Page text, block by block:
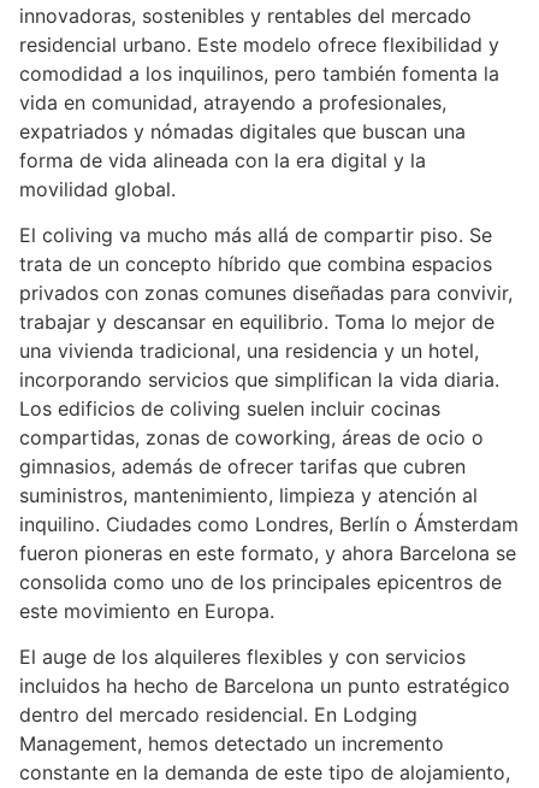
innovadoras, sostenibles y rentables del mercado
residencial urbano. Este modelo ofrece flexibilidad y
comodidad a los inquilinos, pero también fomenta la
vida en comunidad, atrayendo a profesionales,
expatriados y nómadas digitales que buscan una
forma de vida alineada con la era digital y la
movilidad global.
El coliving va mucho más allá de compartir piso. Se
trata de un concepto híbrido que combina espacios
privados con zonas comunes diseñadas para convivir,
trabajar y descansar en equilibrio. Toma lo mejor de
una vivienda tradicional, una residencia y un hotel,
incorporando servicios que simplifican la vida diaria.
Los edificios de coliving suelen incluir cocinas
compartidas, zonas de coworking, áreas de ocio o
gimnasios, además de ofrecer tarifas que cubren
suministros, mantenimiento, limpieza y atención al
inquilino. Ciudades como Londres, Berlín o Ámsterdam
fueron pioneras en este formato, y ahora Barcelona se
consolida como uno de los principales epicentros de
este movimiento en Europa.
El auge de los alquileres flexibles y con servicios
incluidos ha hecho de Barcelona un punto estratégico
dentro del mercado residencial. En Lodging
Management, hemos detectado un incremento
constante en la demanda de este tipo de alojamiento,